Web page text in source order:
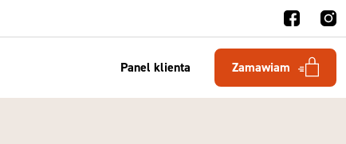
Panel klienta Zamawiam